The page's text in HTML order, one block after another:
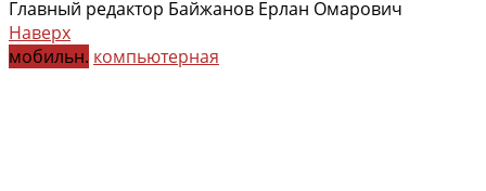
Главный редактор Байжанов Ерлан Омарович
Наверх
мобильн. компьютерная